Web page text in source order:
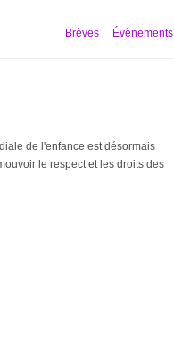
Brèves Évènements
de l'enfance est désormais
le respect et les droits des